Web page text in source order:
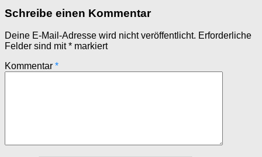
Schreibe einen Kommentar
Deine E-Mail-Adresse wird nicht veröffentlicht. Erforderliche
Felder sind mit* markiert
Kommentar *